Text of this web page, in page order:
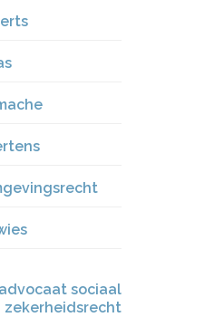
advocaat sociaal
zekerheidsrecht